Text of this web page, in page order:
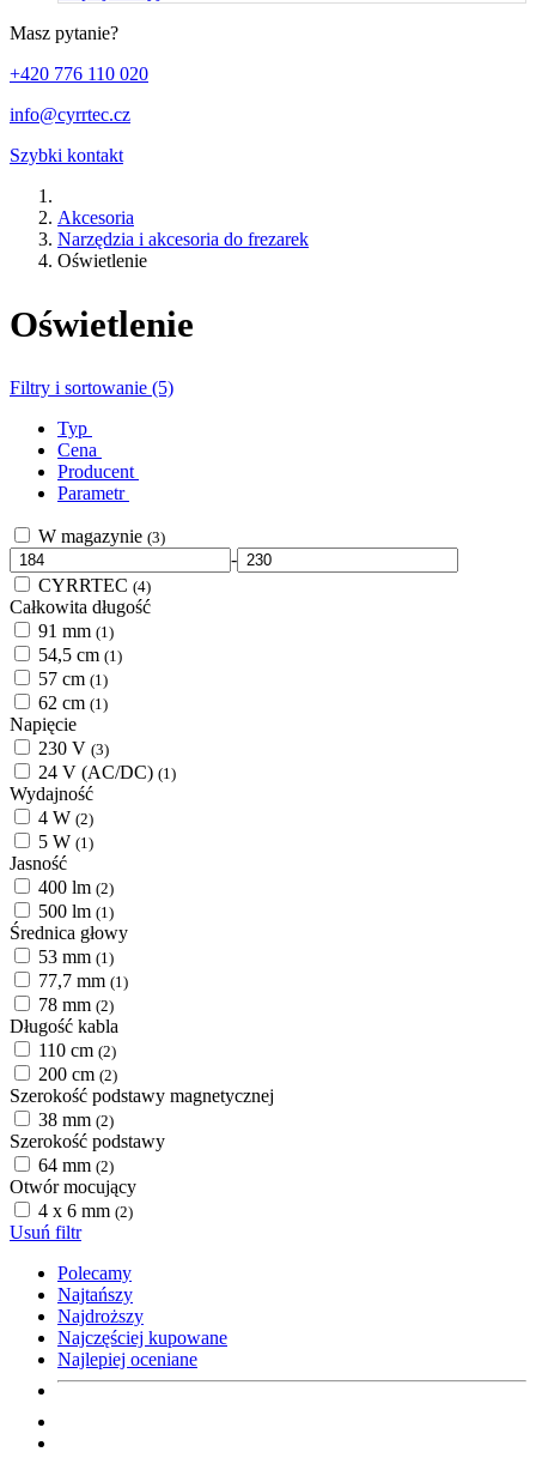
Masz pytanie?
+420 776 110 020
info@cyrrtec.cz
Szybki kontakt
Akcesoria
Narzędzia i akcesoria do frezarek
Oświetlenie
Oświetlenie
Filtry i sortowanie (5)
Typ
Cena
Producent
Parametr
W magazynie (3)
-
CYRRTEC (4)
Całkowita długość
91 mm (1)
54,5 cm (1)
57 cm (1)
62 cm (1)
Napięcie
230 V (3)
24 V (AC/DC) (1)
Wydajność
4 W (2)
5 W (1)
Jasność
400 lm (2)
500 lm (1)
Średnica głowy
53 mm (1)
77,7 mm (1)
78 mm (2)
Długość kabla
110 cm (2)
200 cm (2)
Szerokość podstawy magnetycznej
38 mm (2)
Szerokość podstawy
64 mm (2)
Otwór mocujący
4 x 6 mm (2)
Usuń filtr
Polecamy
Najtańszy
Najdroższy
Najczęściej kupowane
Najlepiej oceniane